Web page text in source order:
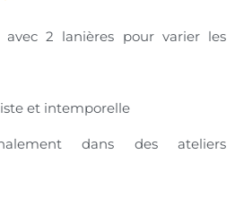
avec 2 lanières pour varier les
et intemporelle
dans des ateliers